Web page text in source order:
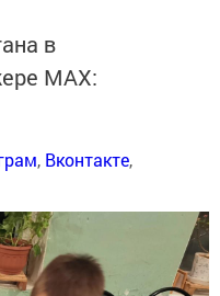
в
MАХ:
, Вконтакте,